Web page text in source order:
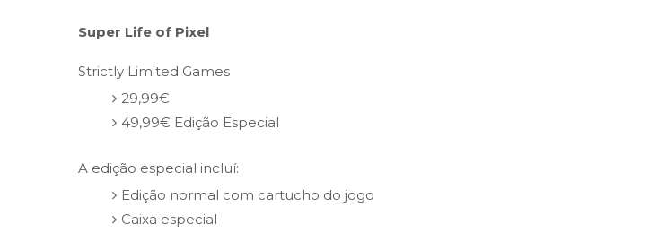
Super Life of Pixel
Strictly Limited Games
29,99€
49,99€ Edição Especial
A edição especial incluí:
Edição normal com cartucho do jogo
Caixa especial